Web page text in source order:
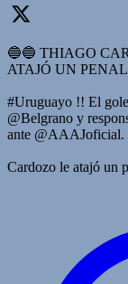
🔵🔵 THIAGO
ATAJÓ UN
#Uruguayo !! El
@Belgrano y
ante @AAAJoficial.
Cardozo le atajó un